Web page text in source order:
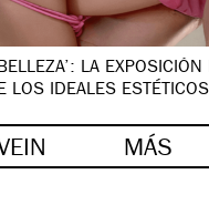
LA
LOS IDEALES ESTÉTICOS
MÁS